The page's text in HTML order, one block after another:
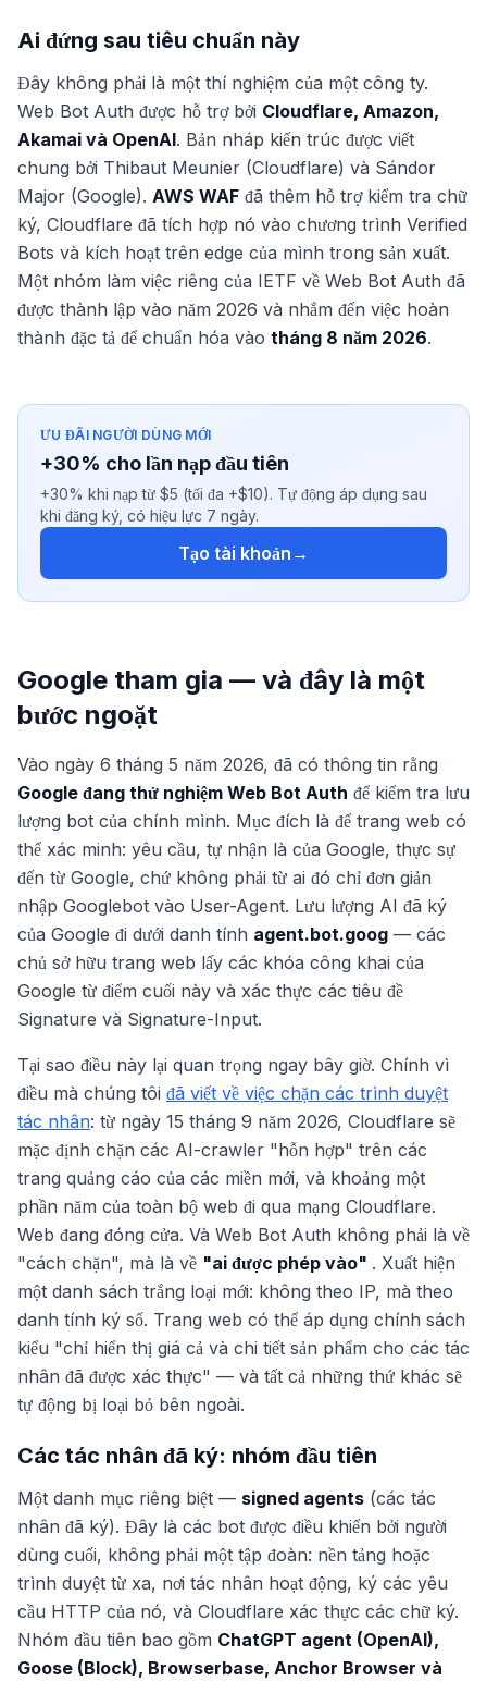
Ai đứng sau tiêu chuẩn này
Đây không phải là một thí nghiệm của một công ty.
Web Bot Auth được hỗ trợ bởi Cloudflare, Amazon,
Akamai và OpenAI. Bản nháp kiến trúc được viết
chung bởi Thibaut Meunier (Cloudflare) và Sándor
Major (Google). AWS WAF đã thêm hỗ trợ kiểm tra chữ
ký, Cloudflare đã tích hợp nó vào chương trình Verified
Bots và kích hoạt trên edge của mình trong sản xuất.
Một nhóm làm việc riêng của IETF về Web Bot Auth đã
được thành lập vào năm 2026 và nhắm đến việc hoàn
thành đặc tả để chuẩn hóa vào tháng 8 năm 2026.
ƯU ĐÃI NGƯỜI DÙNG MỚI
+30% cho lần nạp đầu tiên
+30% khi nạp từ $5 (tối đa +$10). Tự động áp dụng sau
khi đăng ký, có hiệu lực 7 ngày.
Tạo tài khoản →
Google tham gia — và đây là một
bước ngoặt
Vào ngày 6 tháng 5 năm 2026, đã có thông tin rằng
Google đang thử nghiệm Web Bot Auth để kiểm tra lưu
lượng bot của chính mình. Mục đích là để trang web có
thể xác minh: yêu cầu, tự nhận là của Google, thực sự
đến từ Google, chứ không phải từ ai đó chỉ đơn giản
nhập Googlebot vào User-Agent. Lưu lượng AI đã ký
của Google đi dưới danh tính agent.bot.goog — các
chủ sở hữu trang web lấy các khóa công khai của
Google từ điểm cuối này và xác thực các tiêu đề
Signature và Signature-Input.
Tại sao điều này lại quan trọng ngay bây giờ. Chính vì
điều mà chúng tôi đã viết về việc chặn các trình duyệt
tác nhân: từ ngày 15 tháng 9 năm 2026, Cloudflare sẽ
mặc định chặn các AI-crawler "hỗn hợp" trên các
trang quảng cáo của các miền mới, và khoảng một
phần năm của toàn bộ web đi qua mạng Cloudflare.
Web đang đóng cửa. Và Web Bot Auth không phải là về
"cách chặn", mà là về "ai được phép vào" . Xuất hiện
một danh sách trắng loại mới: không theo IP, mà theo
danh tính ký số. Trang web có thể áp dụng chính sách
kiểu "chỉ hiển thị giá cả và chi tiết sản phẩm cho các tác
nhân đã được xác thực" — và tất cả những thứ khác sẽ
tự động bị loại bỏ bên ngoài.
Các tác nhân đã ký: nhóm đầu tiên
Một danh mục riêng biệt — signed agents (các tác
nhân đã ký). Đây là các bot được điều khiển bởi người
dùng cuối, không phải một tập đoàn: nền tảng hoặc
trình duyệt từ xa, nơi tác nhân hoạt động, ký các yêu
cầu HTTP của nó, và Cloudflare xác thực các chữ ký.
Nhóm đầu tiên bao gồm ChatGPT agent (OpenAI),
Goose (Block), Browserbase, Anchor Browser và